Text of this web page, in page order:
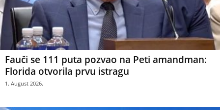
Fauči se 111 puta pozvao na Peti amandman:
Florida otvorila prvu istragu
1. August 2026.